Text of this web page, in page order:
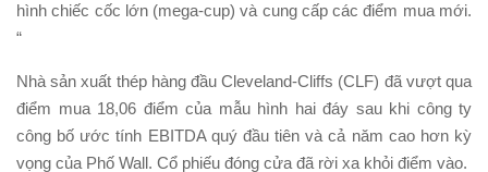
hình chiếc cốc lớn (mega-cup) và cung cấp các điểm mua mới.
“
Nhà sản xuất thép hàng đầu Cleveland-Cliffs (CLF) đã vượt qua
điểm mua 18,06 điểm của mẫu hình hai đáy sau khi công ty
công bố ước tính EBITDA quý đầu tiên và cả năm cao hơn kỳ
vọng của Phố Wall. Cổ phiếu đóng cửa đã rời xa khỏi điểm vào.